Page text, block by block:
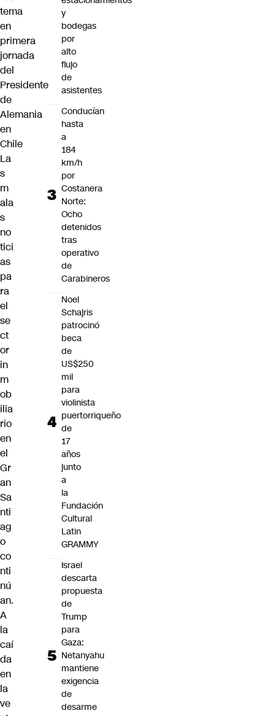
tema
en
primera
jornada
del
Presidente
de
Alemania
en
Chile
La
s
m
ala
s
no
tici
as
pa
ra
el
se
ct
or
in
m
ob
ilia
rio
en
el
Gr
an
Sa
nti
ag
o
co
nti
nú
an.
A
la
caí
da
en
la
ve
y
bodegas
por
alto
flujo
de
asistentes
Conducían
hasta
a
184
km/h
por
Costanera
Norte:
Ocho
detenidos
tras
operativo
de
Carabineros
Noel
Schajris
patrocinó
beca
de
US$250
mil
para
violinista
puertorriqueño
de
17
años
junto
a
la
Fundación
Cultural
Latin
GRAMMY
Israel
descarta
propuesta
de
Trump
para
Gaza:
Netanyahu
mantiene
exigencia
de
desarme